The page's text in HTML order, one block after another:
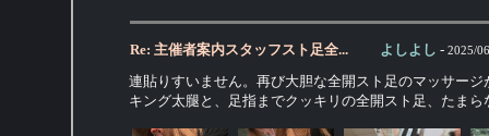
Re: 主催者案内スタッフスト足全... よしよし - 2025/
連貼りすいません。再び大胆な全開スト足のマッサー
キング太腿と、足指までクッキリの全開スト足、たまら